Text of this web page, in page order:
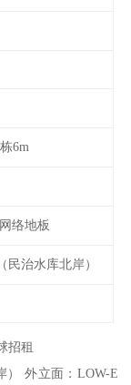
6m
络地板
民治水库北岸）
招租
） 外立面：LOW-E